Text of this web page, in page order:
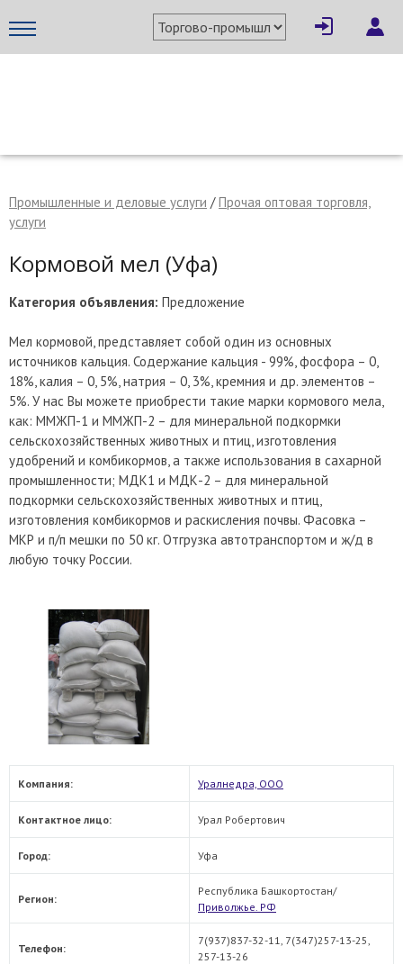
Промышленные и деловые услуги /Прочая оптовая торговля,
услуги
Кормовой мел (Уфа)
Категория объявления: Предложение
Мел кормовой, представляет собой один из основных
источников кальция. Содержание кальция - 99%, фосфора – 0,
18%, калия – 0, 5%, натрия – 0, 3%, кремния и др. элементов –
5%. У нас Вы можете приобрести такие марки кормового мела,
как: ММЖП-1 и ММЖП-2 – для минеральной подкормки
сельскохозяйственных животных и птиц, изготовления
удобрений и комбикормов, а также использования в сахарной
промышленности; МДК1 и МДК-2 – для минеральной
подкормки сельскохозяйственных животных и птиц,
изготовления комбикормов и раскисления почвы. Фасовка –
МКР и п/п мешки по 50 кг. Отгрузка автотранспортом и ж/д в
любую точку России.
× Написать поставщику
Отмена Отправить сообщение
Компания: Уралнедра, ООО
Контактное лицо: Урал Робертович
Город: Уфа
Регион:
Республика Башкортостан/
Приволжье. РФ
Телефон:
7(937)837-32-11, 7(347)257-13-25,
257-13-26